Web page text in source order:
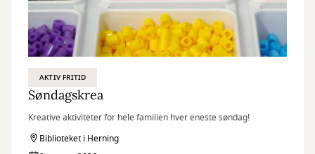
AKTIV FRITID
Søndagskrea
Kreative aktiviteter for hele familien hver eneste søndag!
Biblioteket i Herning